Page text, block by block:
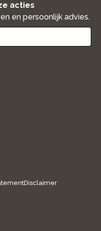
acties
en persoonlijk advies.
Disclaimer